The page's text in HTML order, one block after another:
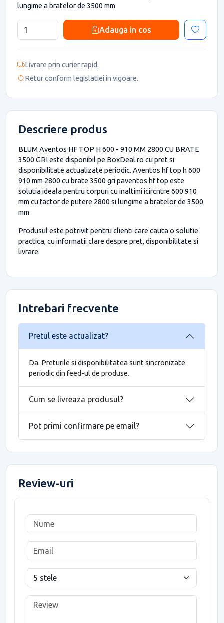
lungime a bratelor de 3500 mm
Adauga in cos
Livrare prin curier rapid.
Retur conform legislatiei in vigoare.
Descriere produs
BLUM Aventos HF TOP H 600 - 910 MM 2800 CU BRATE
3500 GRI este disponibil pe BoxDeal.ro cu pret si
disponibilitate actualizate periodic. Aventos hf top h 600
910 mm 2800 cu brate 3500 gri paventos hf top este
solutia ideala pentru corpuri cu inaltimi icircntre 600 910
mm cu factor de putere 2800 si lungime a bratelor de 3500
mm
Produsul este potrivit pentru clienti care cauta o solutie
practica, cu informatii clare despre pret, disponibilitate si
livrare.
Intrebari frecvente
Pretul este actualizat?
Da. Preturile si disponibilitatea sunt sincronizate
periodic din feed-ul de produse.
Cum se livreaza produsul?
Pot primi confirmare pe email?
Review-uri